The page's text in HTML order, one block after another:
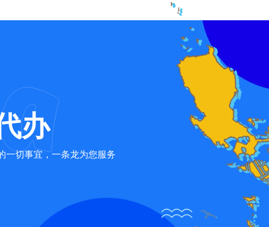
办
一切事宜，一条龙为您服务